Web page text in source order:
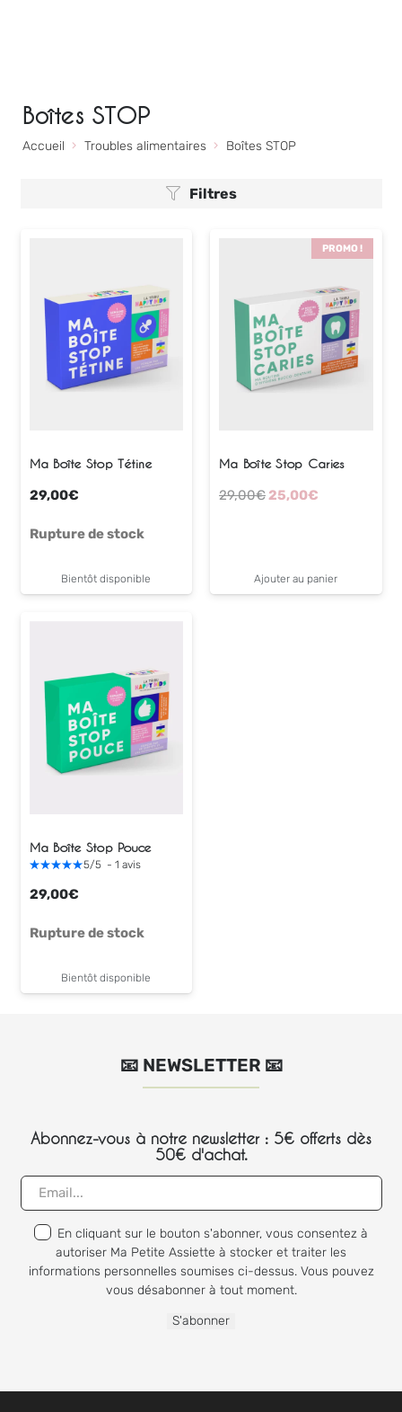
Boîtes STOP
Accueil Troubles alimentaires Boîtes STOP
Ma Boîte Stop Tétine
29,00€
Rupture de stock
Bientôt disponible
PROMO !
Ma Boîte Stop Caries
29,00€Le
29,00€.
25,00€
25,00€.
Ajouter au panier
Ma Boîte Stop Pouce
5/5 - 1 avis
29,00€
Rupture de stock
Bientôt disponible
Filtres
📧 NEWSLETTER 📧
Abonnez-vous à notre newsletter : 5€ offerts dès
50€ d'achat.
En cliquant sur le bouton s'abonner, vous consentez à
autoriser Ma Petite Assiette à stocker et traiter les
informations personnelles soumises ci-dessus. Vous pouvez
vous désabonner à tout moment.
les Dosies, c'est parti !"
€ + AJOUTER